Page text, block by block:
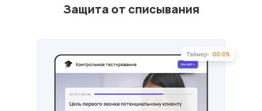
Защита от списывания